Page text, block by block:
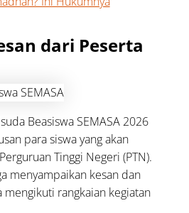
dari Peserta
Beasiswa SEMASA 2026
para siswa yang akan
Tinggi Negeri (PTN).
menyampaikan kesan dan
mengikuti rangkaian kegiatan